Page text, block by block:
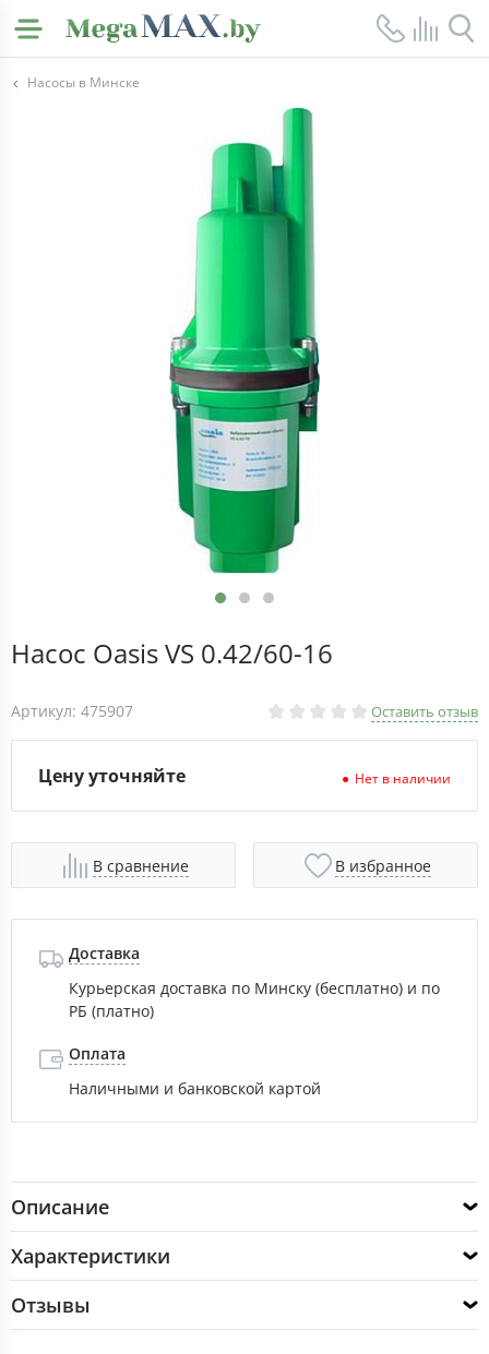
Насосы в Минске
Насос Oasis VS 0.42/60-16
Артикул: 475907 Оставить отзыв
Цену уточняйте Нет в наличии
В сравнение В избранное
Доставка
Курьерская доставка по Минску (бесплатно) и по
РБ (платно)
Оплата
Наличными и банковской картой
Описание
Характеристики
Отзывы